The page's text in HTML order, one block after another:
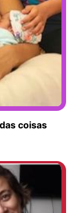
coisas